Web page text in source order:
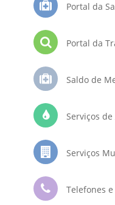
Portal da
Portal da
Saldo de
Serviços de
Serviços
Telefones